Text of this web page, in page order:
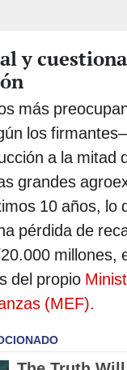
y
más
los
a la mitad
grandes
10 años, lo
pérdida de
millones,
del propio
(MEF).